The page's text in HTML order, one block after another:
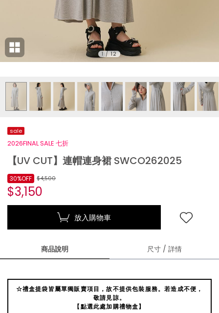
1 /12
sale
2026FINAL SALE 七折
【UV CUT】連帽連身裙 SWCO262025
$4,500
$3,150
30%OFF
放入購物車
商品說明 尺寸 / 詳情
☆禮盒提袋皆屬單獨販賣項目，故不提供包裝服務。若造成不便，
敬請見諒。
【點選此處加購禮物盒】